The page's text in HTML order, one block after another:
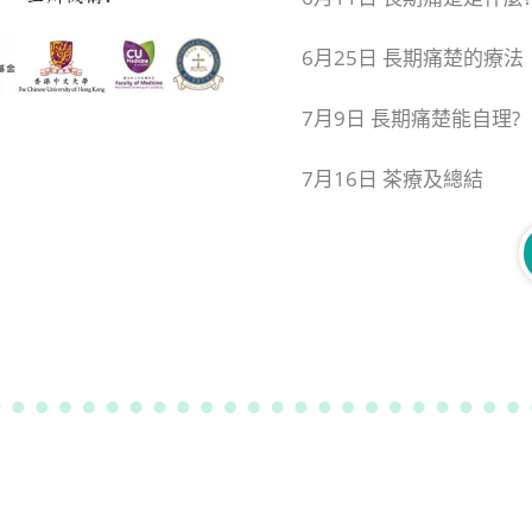
6月25日 長期痛楚的療法
7月9日 長期痛楚能自理?
7月16日 茶療及總結